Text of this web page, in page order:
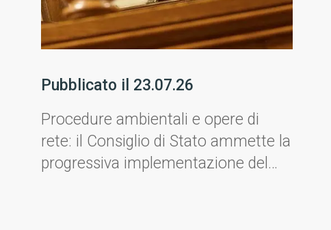
Pubblicato il 23.07.26
Procedure ambientali e opere di
rete: il Consiglio di Stato ammette la
progressiva implementazione del